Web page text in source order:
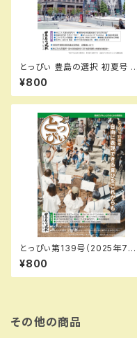
とっぴぃ 豊島の選択 初夏号 （2
026.7月 第145号）PDFデータ
版
¥800
とっぴぃ第139号（2025年7月）
PDFデータ版
¥800
その他の商品